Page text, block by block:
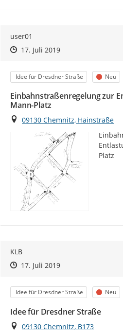
user01
Zeitpunkt des Erstellens
Zeitpunkt des Erstellens
17. Juli 2019Zur Äußerung
Kategorie
Idee für Dresdner Straße Status
Neu
Einbahnstraßenregelung zur
Mann-Platz
Ort
09130 Chemnitz, Hainstraße
Platz
KLB
Zeitpunkt des Erstellens
Zeitpunkt des Erstellens
17. Juli 2019Zur Äußerung
Kategorie
Idee für Dresdner Straße Status
Neu
Idee für Dresdner Straße
Ort
09130 Chemnitz, B173